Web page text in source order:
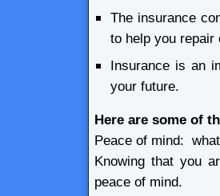
The insurance
to help you repair
Insurance is an
your future.
Here are some of
Peace of mind:
Knowing that you
peace of mind.